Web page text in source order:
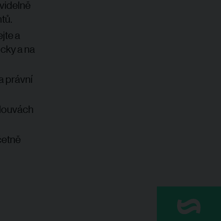
a
a na
právní